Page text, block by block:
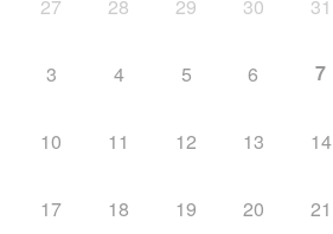
27 28 29 30 31
3 4 5 6 7
10 11 12 13 14
17 18 19 20 21